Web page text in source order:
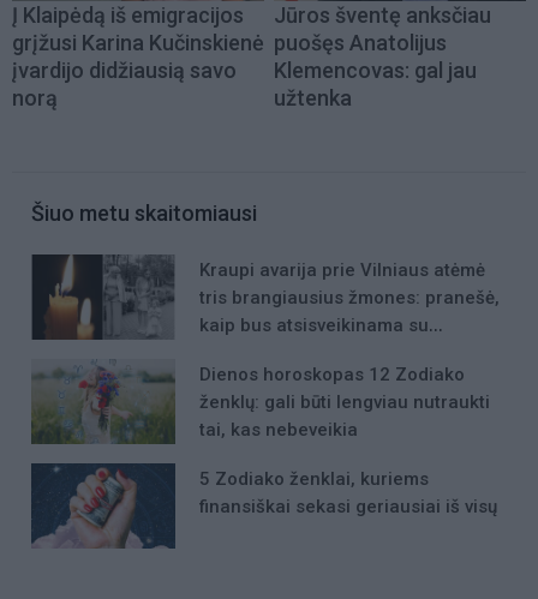
Į Klaipėdą iš emigracijos
grįžusi Karina Kučinskienė
įvardijo didžiausią savo
norą
Jūros šventę anksčiau
puošęs Anatolijus
Klemencovas: gal jau
užtenka
Šiuo metu skaitomiausi
Kraupi avarija prie Vilniaus atėmė
tris brangiausius žmones: pranešė,
kaip bus atsisveikinama su
Dienos horoskopas 12 Zodiako
ženklų: gali būti lengviau nutraukti
tai, kas nebeveikia
5 Zodiako ženklai, kuriems
finansiškai sekasi geriausiai iš visų